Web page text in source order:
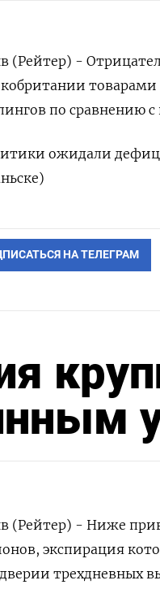
(Рейтер) -
товарами
по сравнению
ожидали
НА ТЕЛЕГРАМ
(Рейтер) - Ниже
экспирация
трехдневных